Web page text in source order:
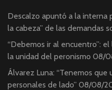
Descalzo apuntó a la interna
la cabeza” de las demandas
“Debemos ir al encuentro”:
la unidad del peronismo 08/
Álvarez Luna: “Tenemos
personales de lado” 08/08/